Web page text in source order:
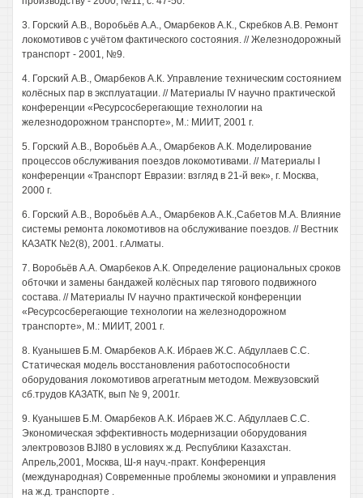
3. Горский А.В., Воробьёв А.А., Омарбеков А.К., Скребков А.В. Ремонт
локомотивов с учётом фактического состояния. // Железнодорожный
транспорт - 2001, №9.
4. Горский А.В., Омарбеков А.К. Управление техническим состоянием
колёсных пар в эксплуатации. // Материалы IV научно практической
конференции «Ресурсосберегающие технологии на
железнодорожном транспорте», М.: МИИТ, 2001 г.
5. Горский А.В., Воробьёв А.А., Омарбеков А.К. Моделирование
процессов обслуживания поездов локомотивами. // Материалы I
конференции «Транспорт Евразии: взгляд в 21-й век», г. Москва,
2000 г.
6. Горский А.В., Воробьёв А.А., Омарбеков А.К.,Сабетов М.А. Влияние
системы ремонта локомотивов на обслуживание поездов. // Вестник
КАЗАТК №2(8), 2001. г.Алматы.
7. Воробьёв А.А. Омарбеков А.К. Определение рациональных сроков
обточки и замены бандажей колёсных пар тягового подвижного
состава. // Материалы IV научно практической конференции
«Ресурсосберегающие технологии на железнодорожном
транспорте», М.: МИИТ, 2001 г.
8. Куанышев Б.М. Омарбеков А.К. Ибраев Ж.С. Абдуллаев С.С.
Статическая модель восстановления работоспособности
оборудования локомотивов агрегатным методом. Межвузовский
сб.трудов КАЗАТК, вып № 9, 2001г.
9. Куанышев Б.М. Омарбеков А.К. Ибраев Ж.С. Абдуллаев С.С.
Экономическая эффективность модернизации оборудования
электровозов BJI80 в условиях ж.д. Республики Казахстан.
Апрель,2001, Москва, Ш-я науч.-практ. Конференция
(международная) Современные проблемы экономики и управления
на ж.д. транспорте .